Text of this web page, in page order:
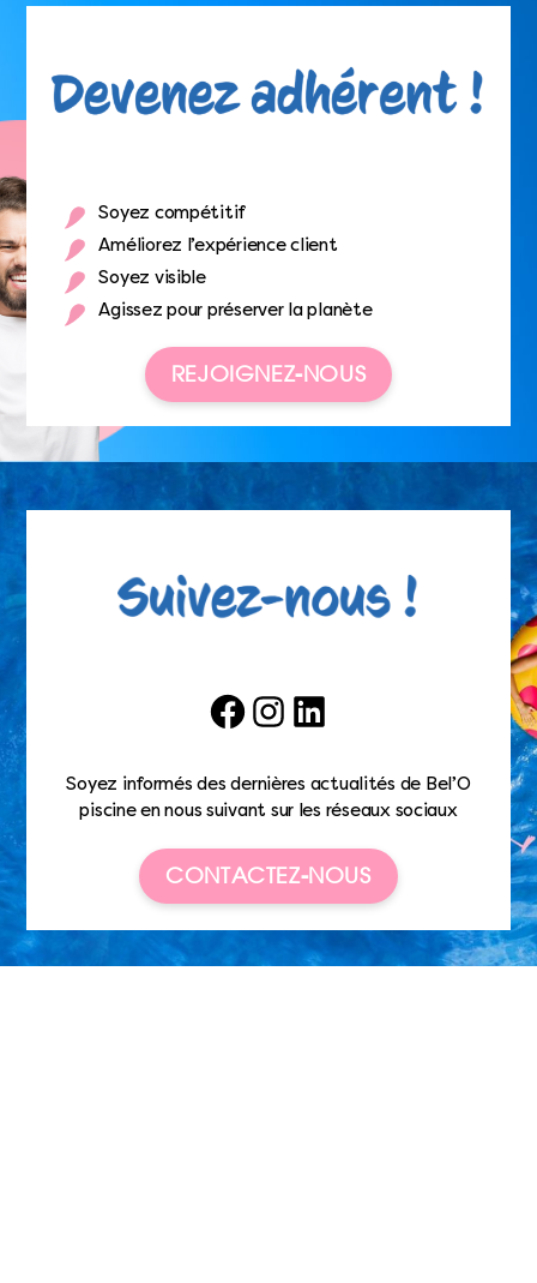
Soyez compétitif
Améliorez l’expérience client
Soyez visible
Agissez pour préserver la planète
REJOIGNEZ-NOUS
FacebookInstagramLinkedIn
Soyez informés des dernières actualités de Bel’O
piscine en nous suivant sur les réseaux sociaux
CONTACTEZ-NOUS